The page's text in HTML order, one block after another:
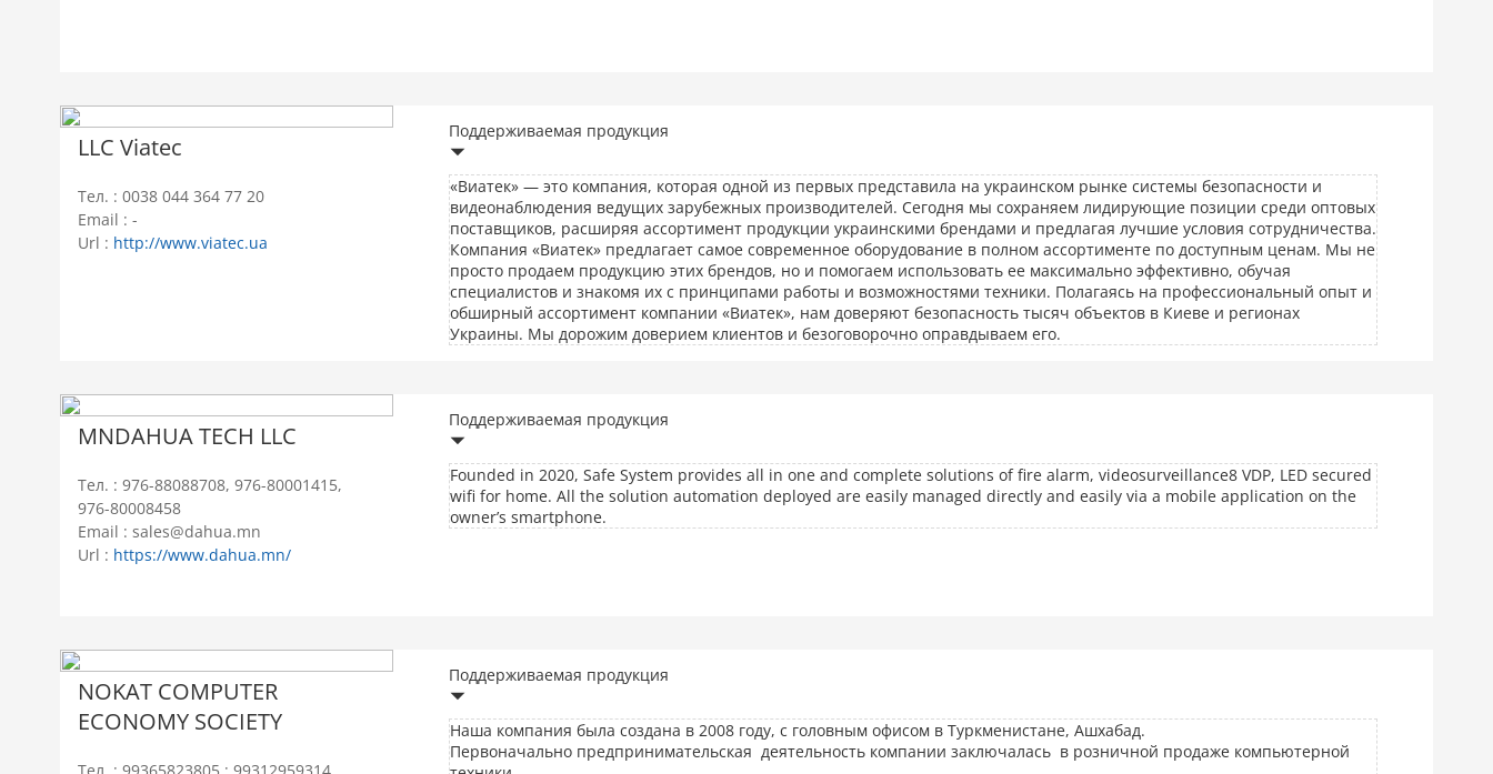
LLC Viatec
Тел. : 0038 044 364 77 20
Email : -
Url : http://www.viatec.ua
Поддерживаемая продукция
«Виатек» — это компания, которая одной из первых представила на украинском рынке системы безопасности и
видеонаблюдения ведущих зарубежных производителей. Сегодня мы сохраняем лидирующие позиции среди оптовых
поставщиков, расширяя ассортимент продукции украинскими брендами и предлагая лучшие условия сотрудничества.
Компания «Виатек» предлагает самое современное оборудование в полном ассортименте по доступным ценам. Мы не
просто продаем продукцию этих брендов, но и помогаем использовать ее максимально эффективно, обучая
специалистов и знакомя их с принципами работы и возможностями техники. Полагаясь на профессиональный опыт и
обширный ассортимент компании «Виатек», нам доверяют безопасность тысяч объектов в Киеве и регионах
Украины. Мы дорожим доверием клиентов и безоговорочно оправдываем его.
MNDAHUA TECH LLC
Тел. : 976-88088708, 976-80001415,
976-80008458
Email : sales@dahua.mn
Url : https://www.dahua.mn/
Поддерживаемая продукция
Founded in 2020, Safe System provides all in one and complete solutions of fire alarm, videosurveillance8 VDP, LED secured
wifi for home. All the solution automation deployed are easily managed directly and easily via a mobile application on the
owner’s smartphone.
NOKAT COMPUTER
ECONOMY SOCIETY
Тел. : 99365823805 ; 99312959314
Поддерживаемая продукция
Наша компания была создана в 2008 году, с головным офисом в Туркменистане, Ашхабад.
Первоначально предпринимательская деятельность компании заключалась в розничной продаже компьютерной